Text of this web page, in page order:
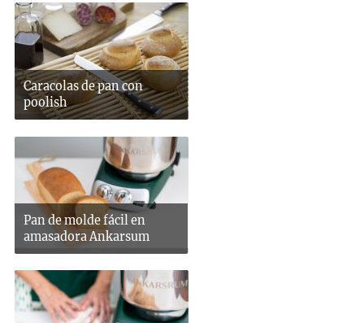
Caracolas de pan con
poolish
Pan de molde fácil en
amasadora Ankarsum